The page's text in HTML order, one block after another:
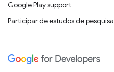
Google Play support
Participar de estudos de pesquisa